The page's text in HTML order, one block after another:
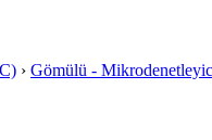
› Gömülü -